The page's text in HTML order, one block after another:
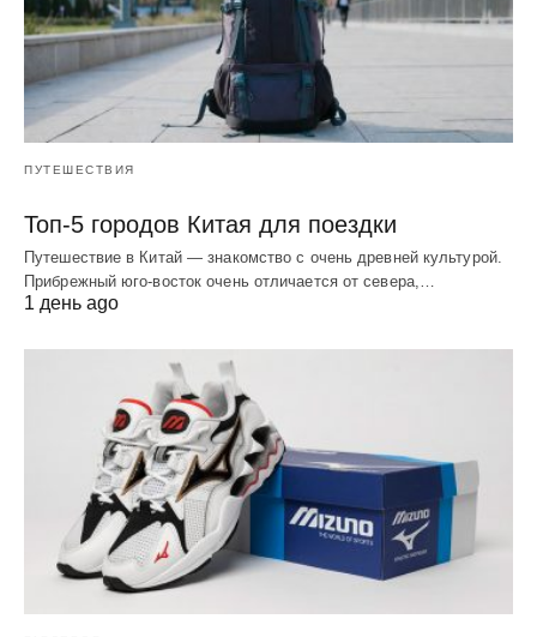
ПУТЕШЕСТВИЯ
Топ-5 городов Китая для поездки
Путешествие в Китай — знакомство с очень древней культурой.
Прибрежный юго-восток очень отличается от севера,…
1 день ago